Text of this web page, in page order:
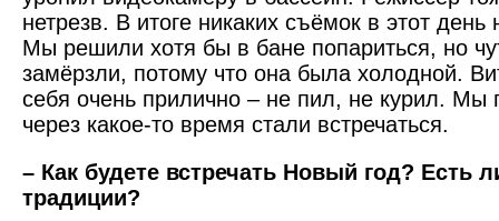
нетрезв. В итоге никаких съёмок в этот
Мы решили хотя бы в бане попариться, но
замёрзли, потому что она была холодной.
себя очень прилично – не пил, не курил. Мы
через какое-то время стали встречаться.
– Как будете встречать Новый год? Есть
традиции?